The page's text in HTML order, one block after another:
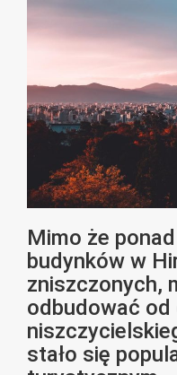
Mimo że
budynków w
zniszczonych,
odbudować
stało się